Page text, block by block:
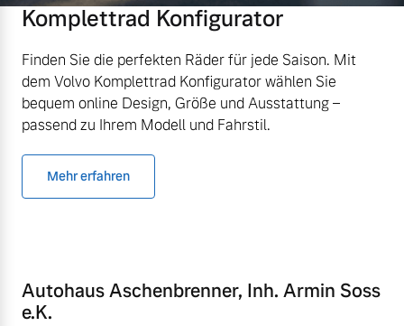
Komplettrad Konfigurator
Finden Sie die perfekten Räder für jede Saison. Mit
dem Volvo Komplettrad Konfigurator wählen Sie
bequem online Design, Größe und Ausstattung –
passend zu Ihrem Modell und Fahrstil.
Mehr erfahren
Autohaus Aschenbrenner, Inh. Armin Soss
e.K.